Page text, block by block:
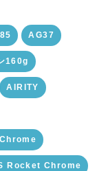
AG37
160g
AIRITY
Rocket Chrome